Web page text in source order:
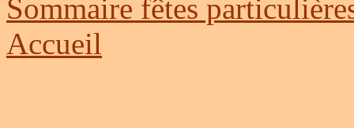
Sommaire fêtes
Accueil